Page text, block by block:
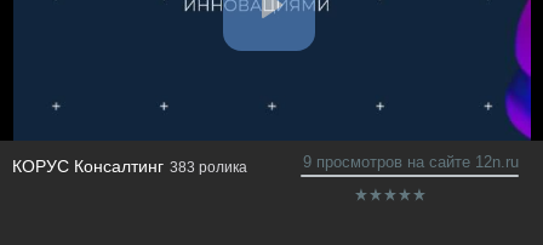
КОРУС Консалтинг 383 ролика 9 просмотров на сайте 12n.ru